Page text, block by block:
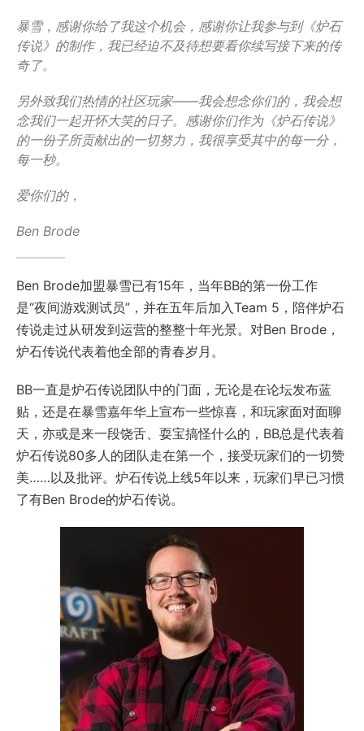
暴雪，感谢你给了我这个机会，感谢你让我参与到《炉石
传说》的制作，我已经迫不及待想要看你续写接下来的传
奇了。
另外致我们热情的社区玩家——我会想念你们的，我会想
念我们一起开怀大笑的日子。感谢你们作为《炉石传说》
的一份子所贡献出的一切努力，我很享受其中的每一分，
每一秒。
爱你们的，
Ben Brode
Ben Brode加盟暴雪已有15年，当年BB的第一份工作
是“夜间游戏测试员”，并在五年后加入Team 5，陪伴炉石
传说走过从研发到运营的整整十年光景。对Ben Brode，
炉石传说代表着他全部的青春岁月。
BB一直是炉石传说团队中的门面，无论是在论坛发布蓝
贴，还是在暴雪嘉年华上宣布一些惊喜，和玩家面对面聊
天，亦或是来一段饶舌、耍宝搞怪什么的，BB总是代表着
炉石传说80多人的团队走在第一个，接受玩家们的一切赞
美……以及批评。炉石传说上线5年以来，玩家们早已习惯
了有Ben Brode的炉石传说。